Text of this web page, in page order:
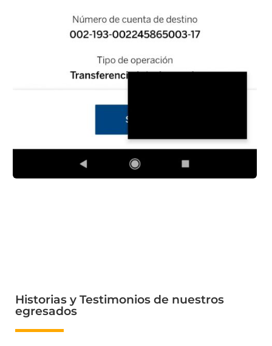
Historias y Testimonios de nuestros
egresados